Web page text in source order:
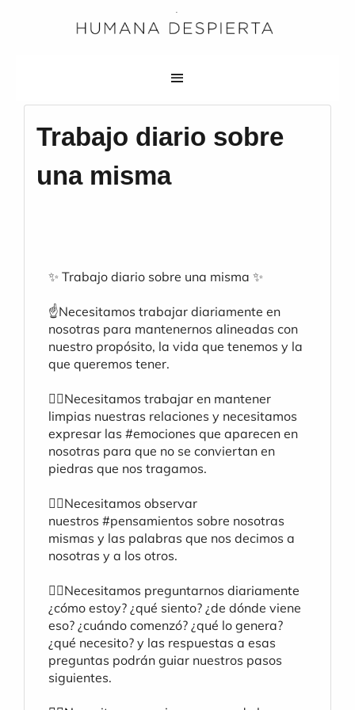
Trabajo diario sobre
una misma
✨ Trabajo diario sobre una misma ✨
☝️Necesitamos trabajar diariamente en
nosotras para mantenernos alineadas con
nuestro propósito, la vida que tenemos y la
que queremos tener.
☝🏾Necesitamos trabajar en mantener
limpias nuestras relaciones y necesitamos
expresar las #emociones que aparecen en
nosotras para que no se conviertan en
piedras que nos tragamos.
☝🏼Necesitamos observar
nuestros #pensamientos sobre nosotras
mismas y las palabras que nos decimos a
nosotras y a los otros.
☝🏻Necesitamos preguntarnos diariamente
¿cómo estoy? ¿qué siento? ¿de dónde viene
eso? ¿cuándo comenzó? ¿qué lo genera?
¿qué necesito? y las respuestas a esas
preguntas podrán guiar nuestros pasos
siguientes.